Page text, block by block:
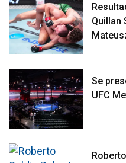
Quillan
Se
UFC